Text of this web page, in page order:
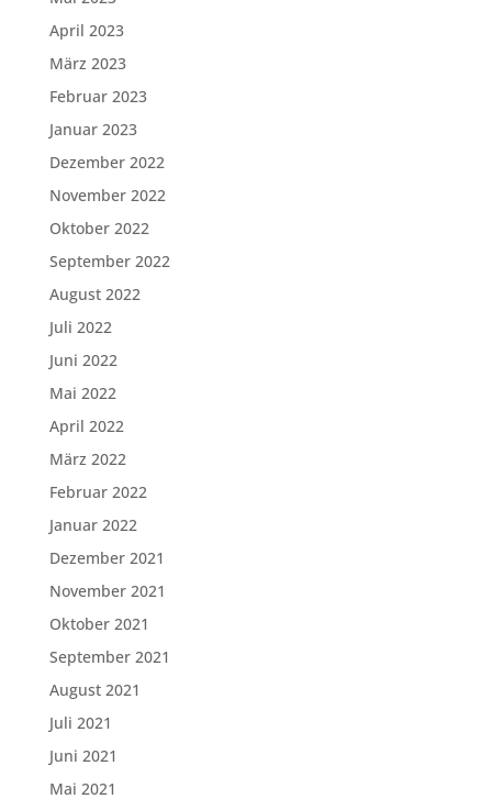
April 2023
März 2023
Februar 2023
Januar 2023
Dezember 2022
November 2022
Oktober 2022
September 2022
August 2022
Juli 2022
Juni 2022
Mai 2022
April 2022
März 2022
Februar 2022
Januar 2022
Dezember 2021
November 2021
Oktober 2021
September 2021
August 2021
Juli 2021
Juni 2021
Mai 2021